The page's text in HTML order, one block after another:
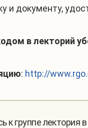
и документу,
в лекторий
: http://
к группе лектория